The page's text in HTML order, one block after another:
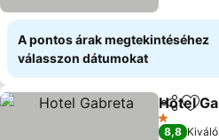
A pontos árak megtekintéséhez
válasszon dátumokat
Hotel
1 Kategória
8,8 Kiváló